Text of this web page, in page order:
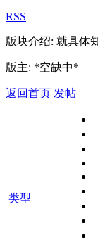
RSS
版块介绍: 就具体
版主: *空缺中*
返回首页 发帖
类型